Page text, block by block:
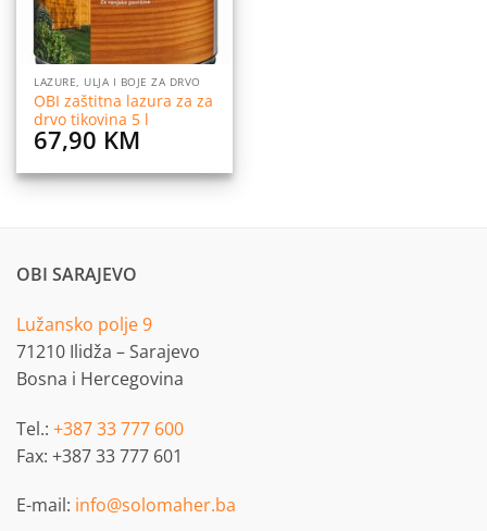
LAZURE, ULJA I BOJE ZA DRVO
OBI zaštitna lazura za za
drvo tikovina 5 l
67,90 KM
OBI SARAJEVO
Lužansko polje 9
71210 Ilidža – Sarajevo
Bosna i Hercegovina
Tel.: +387 33 777 600
Fax: +387 33 777 601
E-mail: info@solomaher.ba